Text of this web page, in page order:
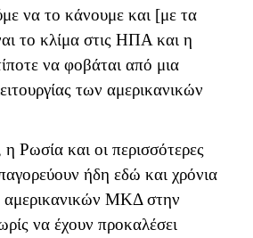
να το κάνουμε και [με τα
το κλίμα στις ΗΠΑ και η
να φοβάται από μια
των αμερικανικών
Ρωσία και οι περισσότερες
ήδη εδώ και χρόνια
αμερικανικών ΜΚΔ στην
να έχουν προκαλέσει